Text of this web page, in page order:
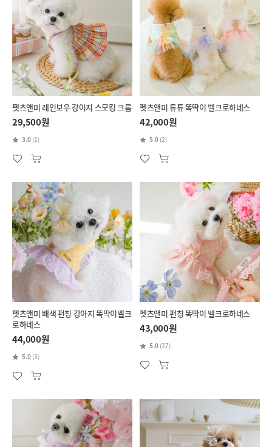
펫츠앤미 레인보우 강아지 스모킹 크롭
29,500원
3.0 (1)
펫츠앤미 튜튜 똑딱이 벨크로하네스
42,000원
5.0 (2)
펫츠앤미 배색 펀칭 강아지 똑딱이벨크
로하네스
44,000원
5.0 (3)
펫츠앤미 펀칭 똑딱이 벨크로하네스
43,000원
5.0 (37)